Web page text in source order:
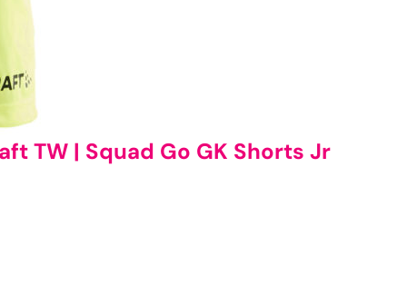
TW | Squad Go GK Shorts Jr